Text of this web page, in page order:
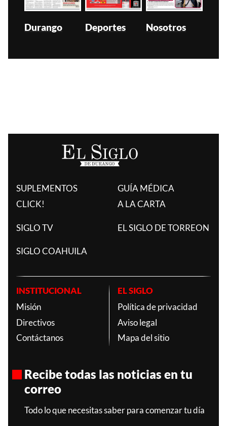
Durango Deportes Nosotros
SUPLEMENTOS
CLICK!
GUÍA MÉDICA
A LA CARTA
SIGLO TV EL SIGLO DE TORREON
SIGLO COAHUILA
INSTITUCIONAL
Misión
Directivos
Contáctanos
EL SIGLO
Política de privacidad
Aviso legal
Mapa del sitio
Recibe todas las noticias en tu
correo
Todo lo que necesitas saber para comenzar tu día